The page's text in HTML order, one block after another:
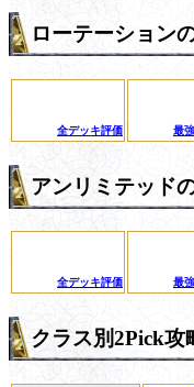
ローテーション
全デッキ評価 最
アンリミテッド
全デッキ評価 最
クラス別2Pick攻